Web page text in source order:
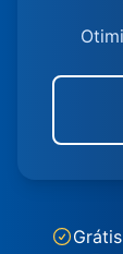
Grátis